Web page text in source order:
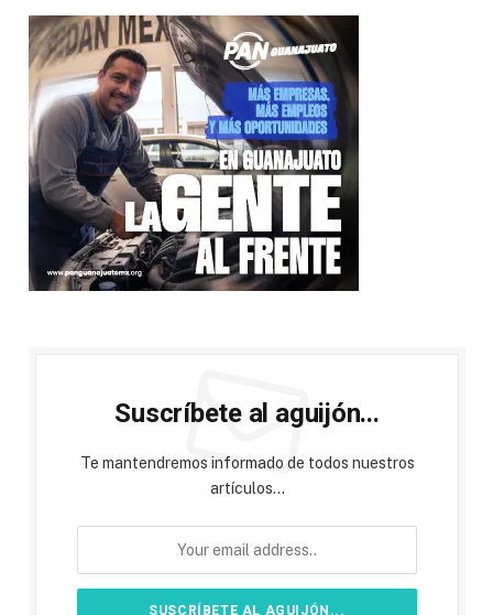
Suscríbete al aguijón...
Te mantendremos informado de todos nuestros
artículos...